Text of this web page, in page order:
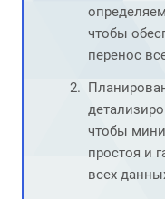
чтобы
перенос
чтобы
простоя и
всех